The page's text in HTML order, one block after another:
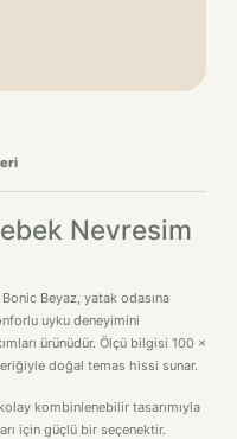
Nevresim
Beyaz, yatak odasına
uyku deneyimini
ürünüdür. Ölçü bilgisi 100 x
doğal temas hissi sunar.
kombinlenebilir tasarımıyla
için güçlü bir seçenektir.